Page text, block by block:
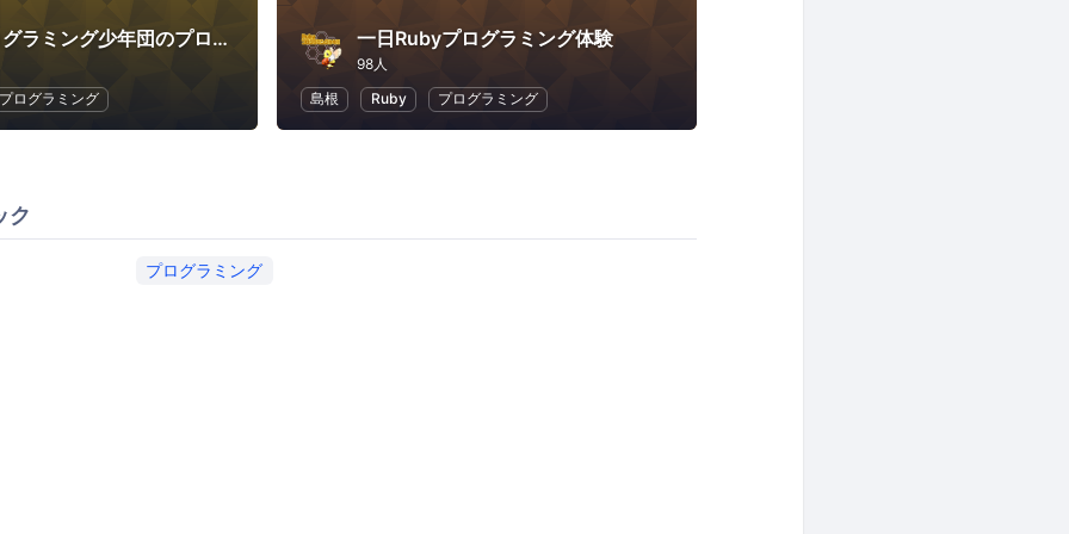
Rubyプログラミング少年団のプログラミング道場：ProgShouDojo
ログラミング
一日Rubyプログラミング体験
98人
島根
Ruby プログラミング
ク
プログラミング